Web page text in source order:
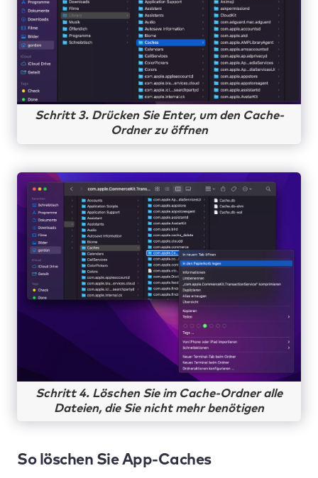
Schritt 3. Drücken Sie Enter, um den Cache-
Ordner zu öffnen
Schritt 4. Löschen Sie im Cache-Ordner alle
Dateien, die Sie nicht mehr benötigen
So löschen Sie App-Caches